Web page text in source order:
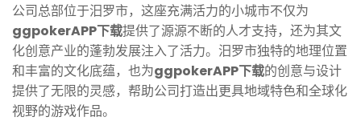
公司总部位于汨罗市，这座充满活力的小城市不仅为
ggpokerAPP下载提供了源源不断的人才支持，还为其文
化创意产业的蓬勃发展注入了活力。汨罗市独特的地理位置
和丰富的文化底蕴，也为ggpokerAPP下载的创意与设计
提供了无限的灵感，帮助公司打造出更具地域特色和全球化
视野的游戏作品。